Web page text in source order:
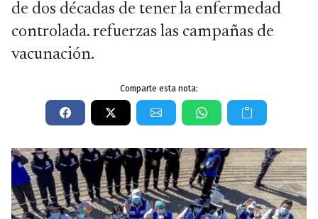
de dos décadas de tener la enfermedad
controlada. refuerzas las campañas de
vacunación.
Comparte esta nota: